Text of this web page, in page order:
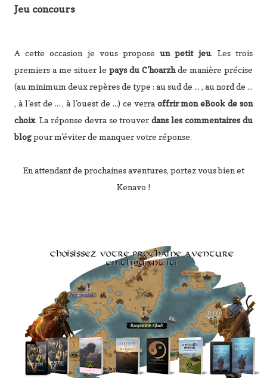
Jeu concours
A cette occasion je vous proposeun petit jeu. Les trois
premiers a me situer le pays du C'hoarzhde manière précise
(au minimum deux repères de type : au sud de ... , au nord de ...
, à l'est de ... , à l'ouest de ...) ce verra offrir mon eBook de son
choix. La réponse devra se trouverdans les commentaires du
blogpour m'éviter de manquer votre réponse.
En attendant de prochaines aventures, portez vous bien et
Kenavo !